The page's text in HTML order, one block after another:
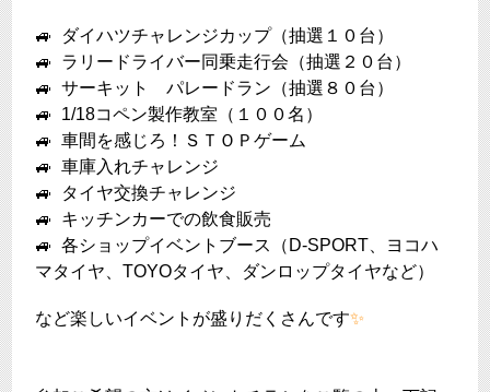
🚙 ダイハツチャレンジカップ（抽選１０台）
🚙 ラリードライバー同乗走行会（抽選２０台）
🚙 サーキット パレードラン（抽選８０台）
🚙 1/18コペン製作教室（１００名）
🚙 車間を感じろ！ＳＴＯＰゲーム
🚙 車庫入れチャレンジ
🚙 タイヤ交換チャレンジ
🚙 キッチンカーでの飲食販売
🚙 各ショップイベントブース（D-SPORT、ヨコハ
マタイヤ、TOYOタイヤ、ダンロップタイヤなど）
など楽しいイベントが盛りだくさんです✨